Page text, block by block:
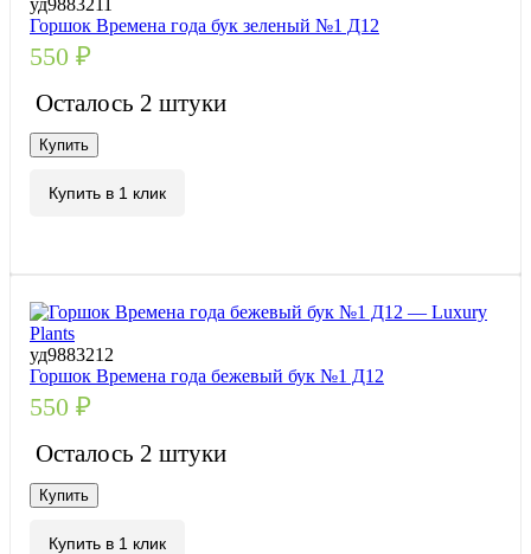
уд9883211
Горшок Времена года бук зеленый №1 Д12
550 ₽
Осталось 2 штуки
Купить
Купить в 1 клик
уд9883212
Горшок Времена года бежевый бук №1 Д12
550 ₽
Осталось 2 штуки
Купить
Купить в 1 клик